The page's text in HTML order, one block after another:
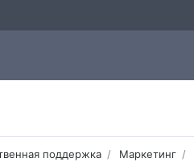
поддержка Маркетинг